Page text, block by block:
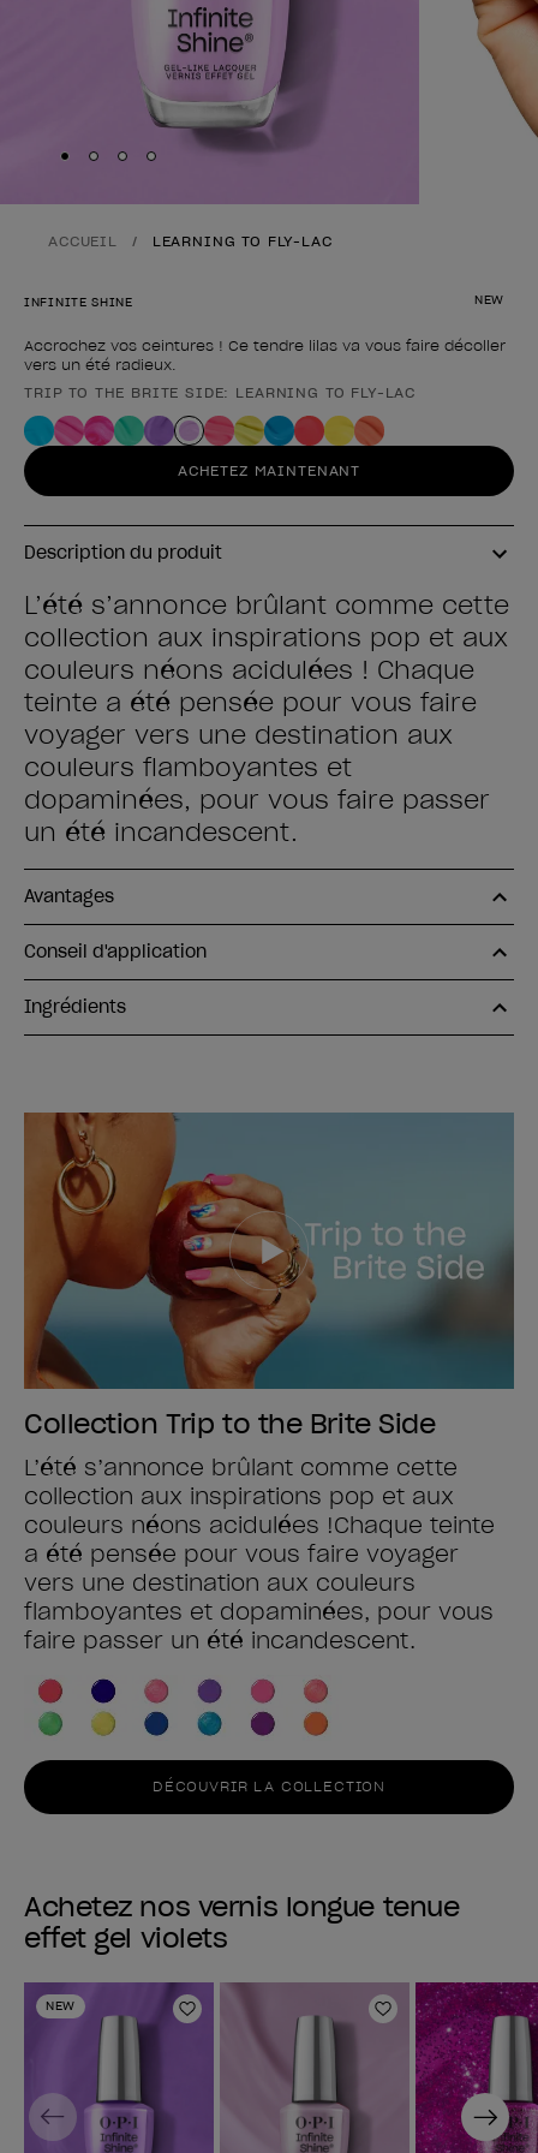
Skip to slide
Skip to slide
Skip to slide
Skip to slide
ACCUEIL LEARNING TO FLY-LAC
NEW
INFINITE SHINE
Accrochez vos ceintures ! Ce tendre lilas va vous faire décoller
vers un été radieux.
Forme du produit
TRIP TO THE BRITE SIDE: LEARNING TO FLY-LAC
ACHETEZ MAINTENANT
Description du produit
L’été s’annonce brûlant comme cette
collection aux inspirations pop et aux
couleurs néons acidulées ! Chaque
teinte a été pensée pour vous faire
voyager vers une destination aux
couleurs flamboyantes et
dopaminées, pour vous faire passer
un été incandescent.
Avantages
Conseil d'application
Ingrédients
Collection Trip to the Brite Side
L’été s’annonce brûlant comme cette
collection aux inspirations pop et aux
couleurs néons acidulées !​ Chaque teinte
a été pensée pour vous faire voyager
vers une destination aux couleurs
flamboyantes et dopaminées, pour vous
faire passer un été incandescent.
DÉCOUVRIR LA COLLECTION
Achetez nos vernis longue tenue
effet gel violets
NEW
Ajouter aux favorisAjouter aux
Previous Next